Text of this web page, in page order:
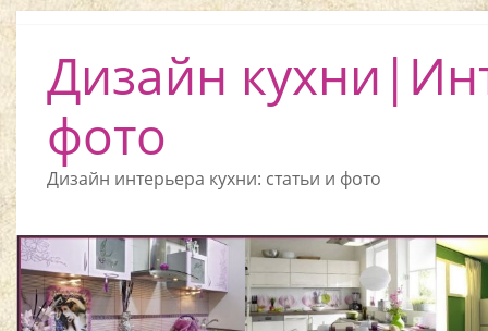
Дизайн
фото
Дизайн интерьера кухни: статьи и фото